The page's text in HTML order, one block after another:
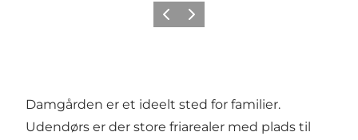
ForrigeNæste
Damgården er et ideelt sted for familier.
Udendørs er der store friarealer med plads til